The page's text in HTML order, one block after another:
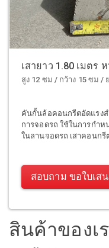
เสายาว 1.80 เมตร
สูง 12 ซม / กว้าง 15 ซม /
คันกั้นล้อคอนกรีตอัดแรงส
การจอดรถ ใช้ในการกำ
ในลานจอดรถ เสาคอนก
สอบถาม ขอใบเส
สินค้าของเ